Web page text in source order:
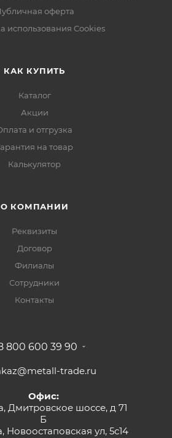
оферта
использования Cookies
КАК КУПИТЬ
Каталог
Акции
и отгрузка
на товар
Калькулятор
О КОМПАНИИ
Реквизиты
Договор
Филиалы
Сотрудники
Контакты
800 600 39 90
trade.ru
Офис:
Дмитровское шоссе, д 71
Б
Новоостаповская ул, 5с14